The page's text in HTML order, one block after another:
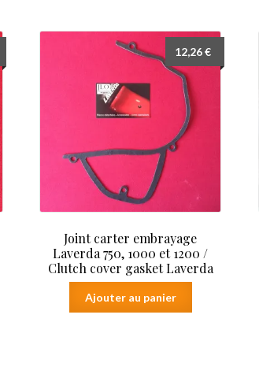
Joint carter embrayage
Laverda 750, 1000 et 1200 /
Clutch cover gasket Laverda
12,26€
Ajouter au panier